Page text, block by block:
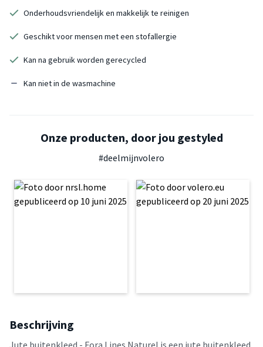
Onderhoudsvriendelijk en makkelijk te reinigen
Geschikt voor mensen met een stofallergie
Kan na gebruik worden gerecycled
Kan niet in de wasmachine
Onze producten, door jou gestyled
#deelmijnvolero
Beschrijving
Jute buitenkleed - Fora Lines Naturel is een jute buitenkleed